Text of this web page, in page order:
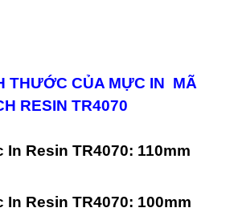
THƯỚC CỦA MỰC IN MÃ
RESIN TR4070
In Resin TR4070: 110mm
In Resin TR4070: 100mm